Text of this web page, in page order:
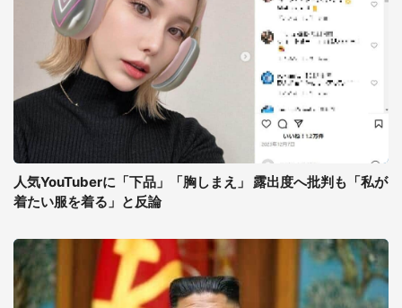
人気YouTuberに「下品」「胸しまえ」 露出度へ批判も「私が
着たい服を着る」と反論